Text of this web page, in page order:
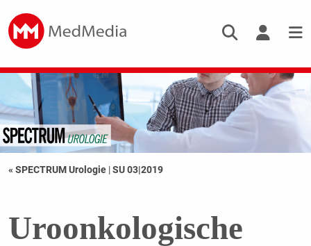
« SPECTRUM Urologie |SU 03|2019
Uroonkologische